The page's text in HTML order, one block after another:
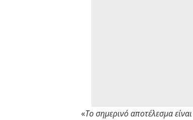
«Το σημερινό αποτέλεσμα